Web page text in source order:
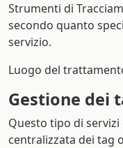
Strumenti di
secondo quanto
servizio.
Luogo del
Gestione dei
Questo tipo di
centralizzata dei tag